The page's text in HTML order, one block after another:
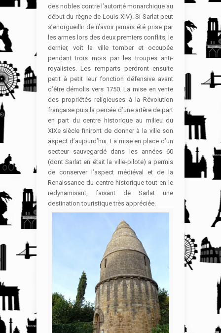
des nobles contre l’autorité monarchique au
début du règne de Louis XIV). Si Sarlat peut
s’enorgueillir de n’avoir jamais été prise par
les armes lors des deux premiers conflits, le
dernier, voit la ville tomber et occupée
pendant trois mois par les troupes anti-
royalistes. Les remparts perdront ensuite
petit à petit leur fonction défensive avant
d’être démolis vers 1750. La mise en vente
des propriétés religieuses à la Révolution
française puis la percée d’une artère de part
en part du centre historique au milieu du
XIXe siècle finiront de donner à la ville son
aspect d’aujourd’hui. La mise en place d’un
secteur sauvegardé dans les années 60
(dont Sarlat en était la ville-pilote) a permis
de conserver l’aspect médiéval et de la
Renaissance du centre historique tout en le
redynamisant, faisant de Sarlat une
destination touristique très appréciée.